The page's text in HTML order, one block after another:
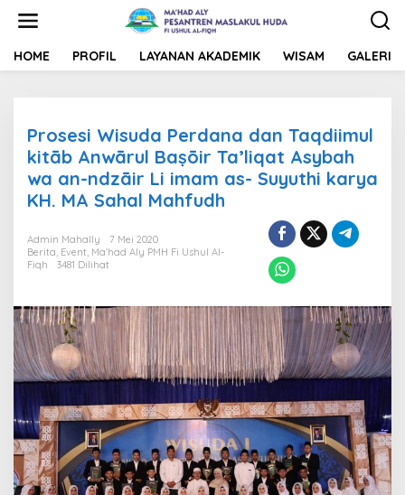
t
HOME PROFIL LAYANAN AKADEMIK WISAM GALERI
Prosesi Wisuda Perdana dan Taqdiimul
kitāb Anwārul Baṣōir Ta’liqat Asybah
wa an-ndzāir Li imam as- Suyuthi karya
KH. MA Sahal Mahfudh
Admin Mahally
7 Mei 2020
Berita, Event, Ma'had Aly PMH Fi Ushul Al-
Fiqh
3481 Dilihat